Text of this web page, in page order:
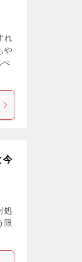
れ
や
今
処
限